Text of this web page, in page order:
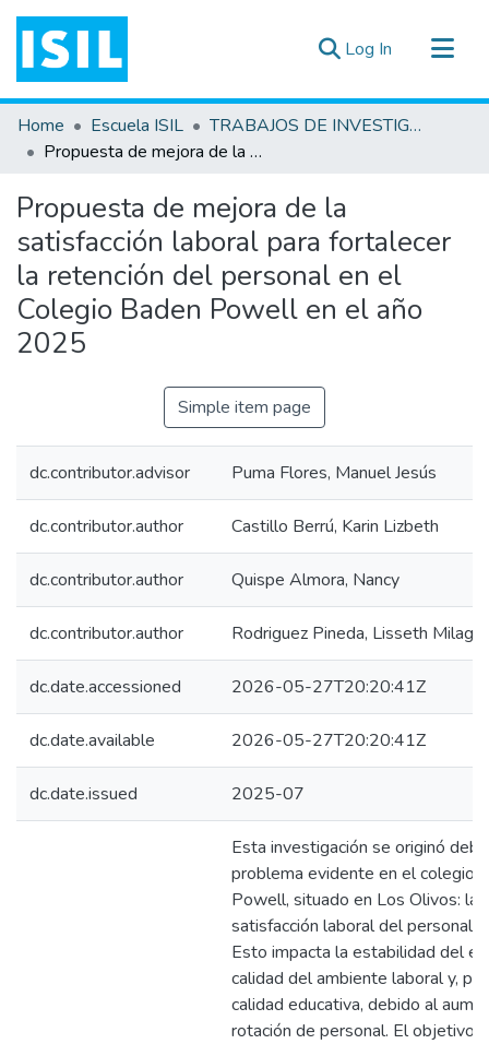
Log In (current)
All of DSpace
Statistics
Documentos ▾
Home Escuela ISIL
TRABAJOS DE INVESTIGACIÓN
Propuesta de mejora de la satisfacción laboral para fortalecer la retención del personal en el Colegio Baden Powell en el año 2025
Propuesta de mejora de la
satisfacción laboral para fortalecer
la retención del personal en el
Colegio Baden Powell en el año
2025
Simple item page
dc.contributor.advisor Puma Flores, Manuel Jesús
dc.contributor.author Castillo Berrú, Karin Lizbeth
dc.contributor.author Quispe Almora, Nancy
dc.contributor.author Rodriguez Pineda, Lisseth
dc.date.accessioned 2026-05-27T20:20:41Z
dc.date.available 2026-05-27T20:20:41Z
dc.date.issued 2025-07
Esta investigación se originó
problema evidente en el colegio
Powell, situado en Los Olivos: la
satisfacción laboral del personal
Esto impacta la estabilidad del
calidad del ambiente laboral y,
calidad educativa, debido al
rotación de personal. El objetivo